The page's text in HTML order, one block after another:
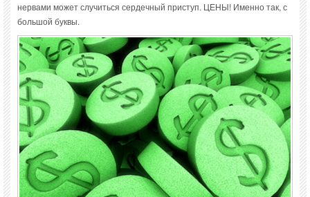
нервами может случиться сердечный приступ. ЦЕНЫ! Именно так, с
большой буквы.